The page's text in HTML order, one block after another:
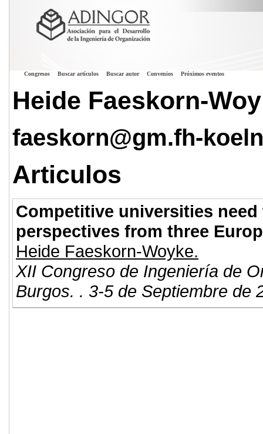
Congresos Buscar artículos Buscar autor Convenios Próximos eventos
Heide Faeskorn-
faeskorn@gm.fh-
Articulos
Competitive universities
perspectives from three
Heide Faeskorn-Woyke.
XII Congreso de Ingeniería de
Burgos. . 3-5 de Septiembre de